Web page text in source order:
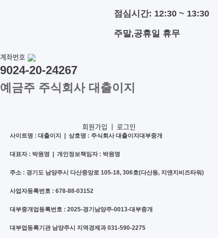
점심시간: 12:30 ~ 13:30
주말,공휴일 휴무
계좌번호
9024-20-24267
예금주 주식회사 대출이지
회원가입 ㅣ 로그인
사이트명 : 대출이지 | 상호명 : 주식회사 대출이지대부중개
대표자 : 박원영 | 개인정보책임자 : 박원영
주소 : 경기도 남양주시 다산중앙로 105-18, 306호(다산동, 지앤지비즈타워)
사업자등록번호 : 678-88-03152
대부중개업등록번호 : 2025-경기남양주-0013-대부중개
대부업등록기관 남양주시 지역경제과 031-590-2275